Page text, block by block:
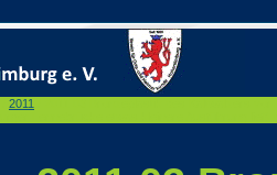
2011